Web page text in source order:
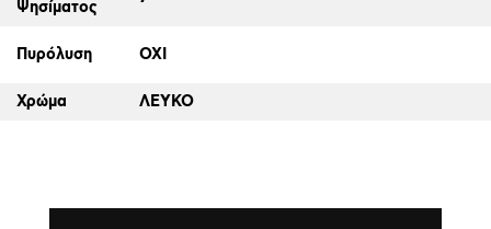
Ψησίματος
Πυρόλυση ΟΧΙ
Χρώμα ΛΕΥΚΟ